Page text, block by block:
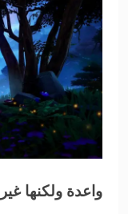
واعدة ولكنها